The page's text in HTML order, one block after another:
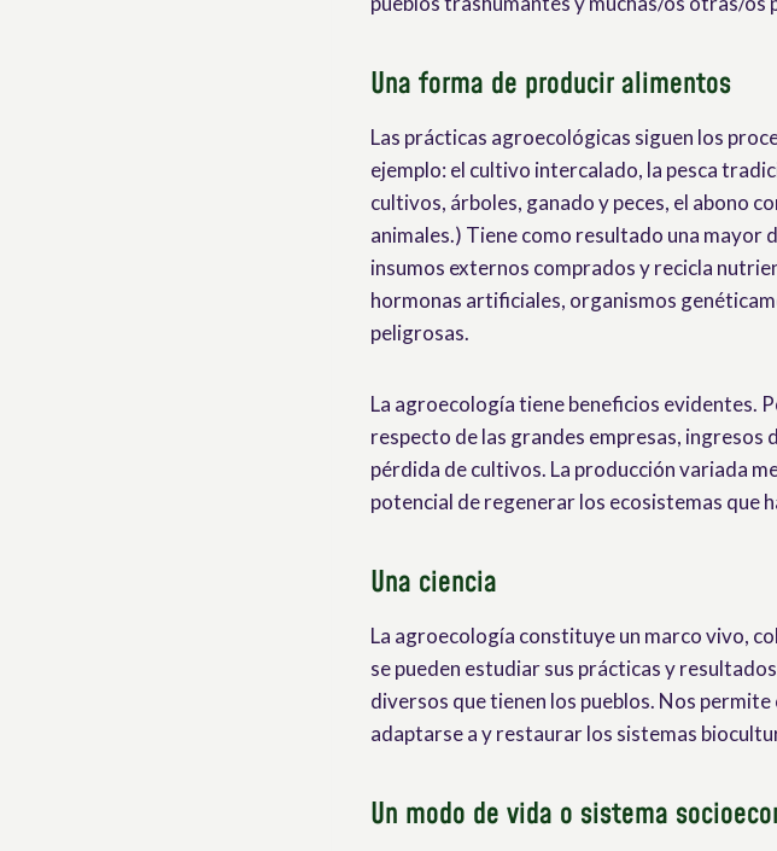
Una forma de producir alimentos
Las prácticas agroecológicas siguen los
ejemplo: el cultivo intercalado, la pesca
cultivos, árboles, ganado y peces, el abono
animales.) Tiene como resultado una mayor
insumos externos comprados y recicla
hormonas artificiales, organismos
peligrosas.
La agroecología tiene beneficios evidentes.
respecto de las grandes empresas,
pérdida de cultivos. La producción variada
potencial de regenerar los ecosistemas que
Una ciencia
La agroecología constituye un marco vivo,
se pueden estudiar sus prácticas y
diversos que tienen los pueblos. Nos
adaptarse a y restaurar los sistemas
Un modo de vida o sistema